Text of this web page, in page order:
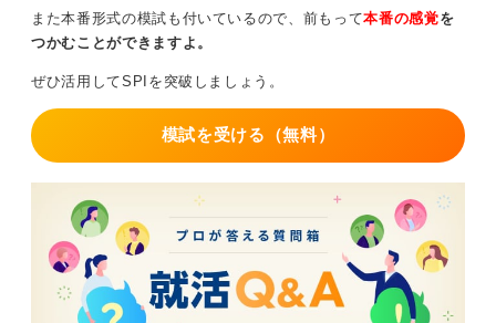
また本番形式の模試も付いているので、前もって本番の感覚を
つかむことができますよ。
ぜひ活用してSPIを突破しましょう。
模試を受ける（無料）